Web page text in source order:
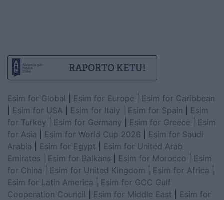
Esim for Global Esim for Europe
Esim for Caribbean
Esim for USA Esim for Italy Esim for Spain
Esim
for Turkey
Esim for Germany Esim for Greece
Esim
for Asia
Esim for World Cup 2026
Esim for Saudi
Arabia
Esim for Egypt
Esim for United Arab
Emirates
Esim for Balkans Esim for Morocco
Esim
for China
Esim for United Kingdom Esim for Africa
Esim for Latin America
Esim for GCC Gulf
Cooperation Council
Esim for Middle East
Esim for